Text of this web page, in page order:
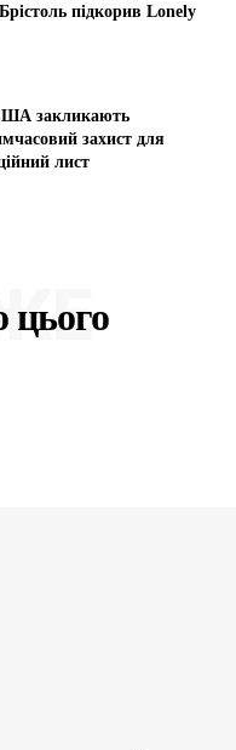
підкорив Lonely
закликають
захист для
лист
цього